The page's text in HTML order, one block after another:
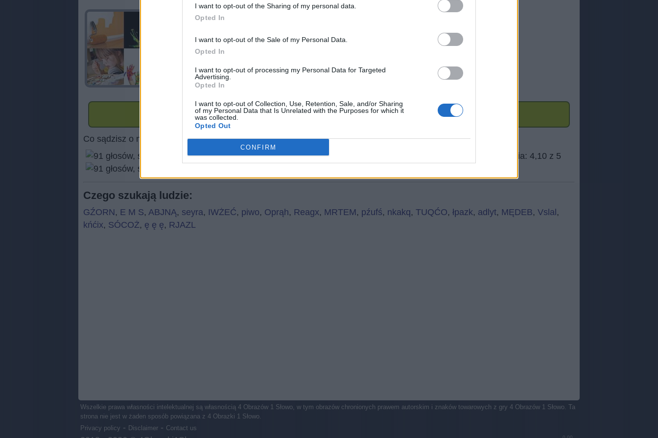
I want to opt-out of the Sharing of my personal data.
Opted In
I want to opt-out of the Sale of my Personal Data.
Opted In
I want to opt-out of processing my Personal Data for Targeted
Advertising.
Opted In
I want to opt-out of Collection, Use, Retention, Sale, and/or Sharing
of my Personal Data that Is Unrelated with the Purposes for which it
was collected.
Opted Out
CONFIRM
Wróć
Co sądzisz o naszej stronie?
Czego szukają ludzie:
GŹORN, E M S, ABJNĄ, seyra, IWŻEĆ, piwo, Oprąh, Reagx, MRTEM, pźufś, nkakq, TUQĆO, łpazk, adlyt, MĘDEB, Vslal,
kńćix, SÓCOŻ, ę ę ę, RJAZL
Wszelkie prawa własności intelektualnej są własnością 4 Obrazów 1 Słowo, w tym obrazów chronionych prawem autorskim i znaków towarowych z gry 4 Obrazów 1 Słowo. Ta
strona nie jest w żaden sposób powiązana z 4 Obrazki 1 Słowo.
Privacy policy - Disclaimer - Contact us